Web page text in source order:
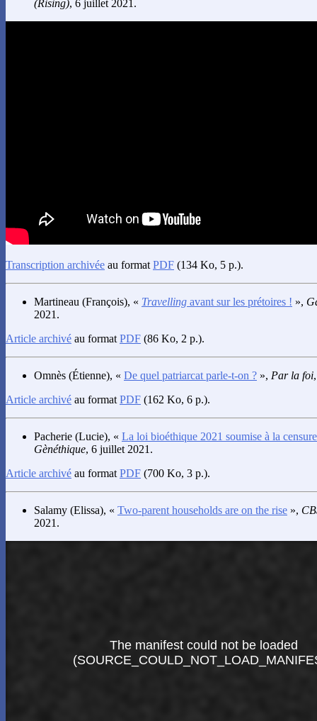
(Rising), 6 juillet 2021.
Transcription archivée au format PDF (134 Ko, 5 p.).
Martineau (François), « Travelling avant sur les prétoires ! »,
2021.
Article archivé au format PDF (86 Ko, 2 p.).
Omnès (Étienne), « De quel patriarcat parle-t-on ? », Par la foi
Article archivé au format PDF (162 Ko, 6 p.).
Pacherie (Lucie), « La loi bioéthique 2021 soumise à la
Gènéthique, 6 juillet 2021.
Article archivé au format PDF (700 Ko, 3 p.).
Salamy (Elissa), « Two-parent households are on the rise »,
2021.